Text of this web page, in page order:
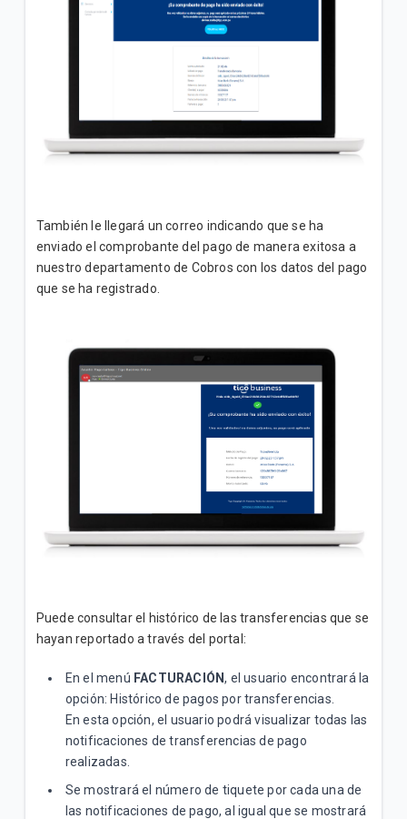
También le llegará un correo indicando que se ha
enviado el comprobante del pago de manera exitosa a
nuestro departamento de Cobros con los datos del pago
que se ha registrado.
Puede consultar el histórico de las transferencias que se
hayan reportado a través del portal:
En el menú FACTURACIÓN, el usuario encontrará la
opción: Histórico de pagos por transferencias.
En esta opción, el usuario podrá visualizar todas las
notificaciones de transferencias de pago
realizadas.
Se mostrará el número de tiquete por cada una de
las notificaciones de pago, al igual que se mostrará